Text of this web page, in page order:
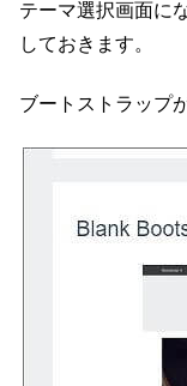
テーマ選択画面に
しておきます。
ブートストラップ